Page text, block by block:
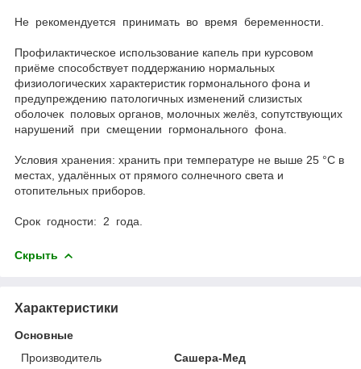
Не рекомендуется принимать во время беременности.
Профилактическое использование капель при курсовом
приёме способствует поддержанию нормальных
физиологических характеристик гормонального фона и
предупреждению патологичных изменений слизистых
оболочек половых органов, молочных желёз, сопутствующих
нарушений при смещении гормонального фона.
Условия хранения: хранить при температуре не выше 25 °С в
местах, удалённых от прямого солнечного света и
отопительных приборов.
Срок годности: 2 года.
Скрыть
Характеристики
Основные
Производитель
Сашера-Мед